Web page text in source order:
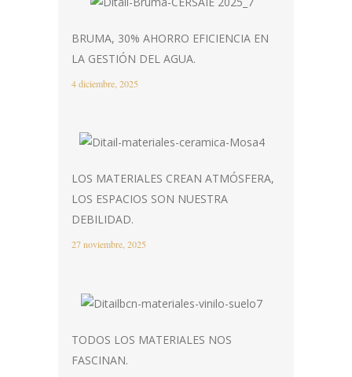
BRUMA, 30% AHORRO EFICIENCIA EN
LA GESTIÓN DEL AGUA.
4 diciembre, 2025
LOS MATERIALES CREAN ATMÓSFERA,
LOS ESPACIOS SON NUESTRA
DEBILIDAD.
27 noviembre, 2025
TODOS LOS MATERIALES NOS
FASCINAN.